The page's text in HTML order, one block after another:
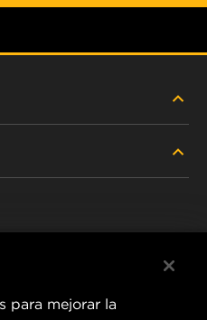
para mejorar la